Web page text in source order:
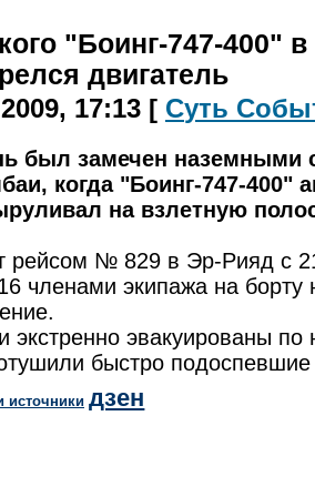
"Боинг-747-400"
двигатель
17:13 [ Суть Соб
был замечен наземными
когда "Боинг-747-400"
на взлетную
рейсом № 829 в Эр-Рияд с
членами экипажа на борту
экстренно эвакуированы по
быстро
источники дзен